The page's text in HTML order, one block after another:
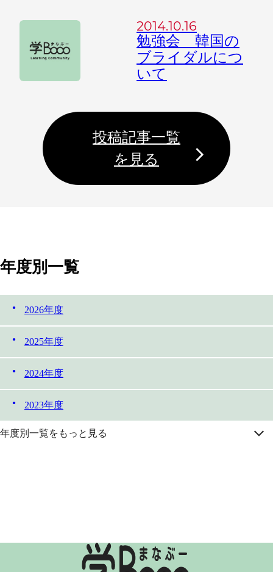
2014.10.16
勉強会 韓国の
ブライダルにつ
いて
投稿記事一覧
を見る
年度別一覧
2026年度
2025年度
2024年度
2023年度
年度別一覧をもっと見る